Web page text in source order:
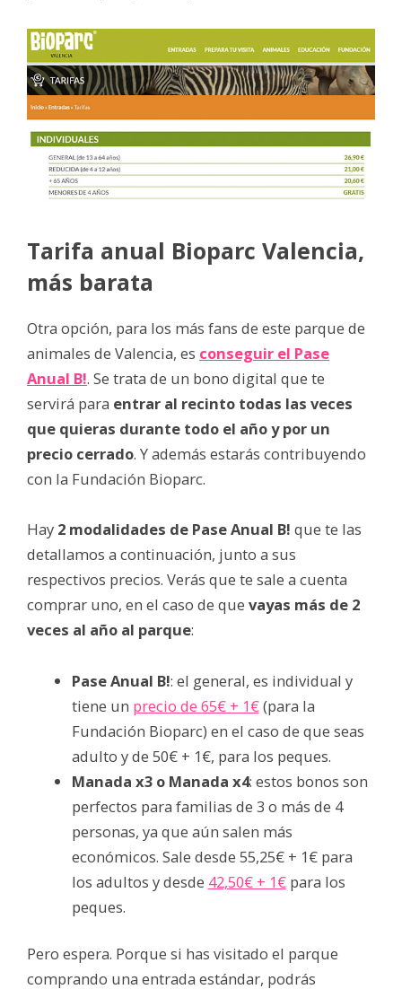
Tarifa anual Bioparc Valencia,
más barata
Otra opción, para los más fans de este parque de
animales de Valencia, es conseguir el Pase
Anual B!. Se trata de un bono digital que te
servirá para entrar al recinto todas las veces
que quieras durante todo el año y por un
precio cerrado. Y además estarás contribuyendo
con la Fundación Bioparc.
Hay 2 modalidades de Pase Anual B! que te las
detallamos a continuación, junto a sus
respectivos precios. Verás que te sale a cuenta
comprar uno, en el caso de que vayas más de 2
veces al año al parque:
Pase Anual B!: el general, es individual y
tiene un precio de 65€ + 1€(para la
Fundación Bioparc) en el caso de que seas
adulto y de 50€ + 1€, para los peques.
Manada x3 o Manada x4: estos bonos son
perfectos para familias de 3 o más de 4
personas, ya que aún salen más
económicos. Sale desde 55,25€ + 1€ para
los adultos y desde 42,50€ + 1€para los
peques.
Pero espera. Porque si has visitado el parque
comprando una entrada estándar, podrás